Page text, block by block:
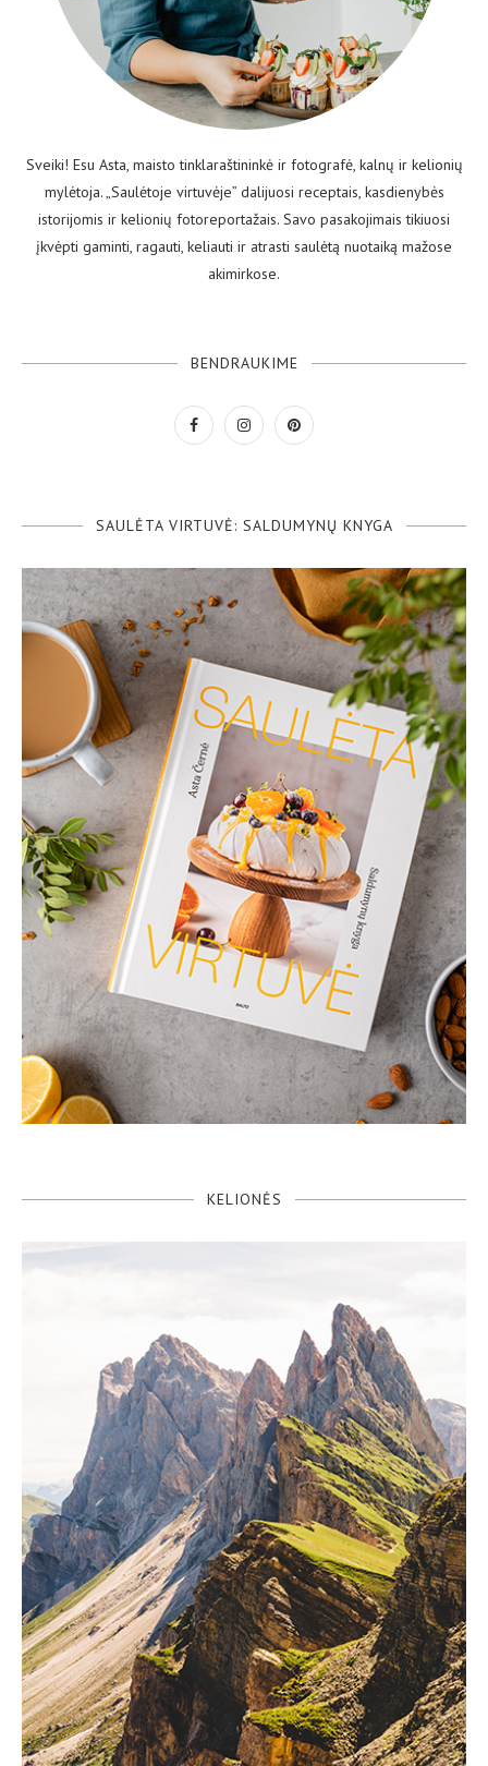
Sveiki! Esu Asta, maisto tinklaraštininkė ir fotografė, kalnų ir kelionių
mylėtoja. „Saulėtoje virtuvėje” dalijuosi receptais, kasdienybės
istorijomis ir kelionių fotoreportažais. Savo pasakojimais tikiuosi
įkvėpti gaminti, ragauti, keliauti ir atrasti saulėtą nuotaiką mažose
akimirkose.
BENDRAUKIME
SAULĖTA VIRTUVĖ: SALDUMYNŲ KNYGA
KELIONĖS